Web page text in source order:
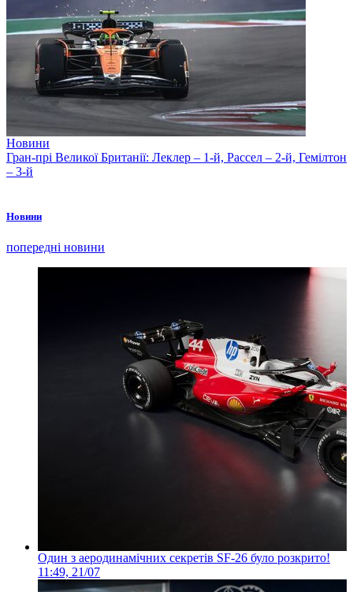
Новини
Гран-прі Великої Британії: Леклер – 1-й, Рассел – 2-й, Гемілтон
– 3-й
Новини
попередні новини
Один з аеродинамічних секретів SF-26 було розкрито!
11:49, 21/07